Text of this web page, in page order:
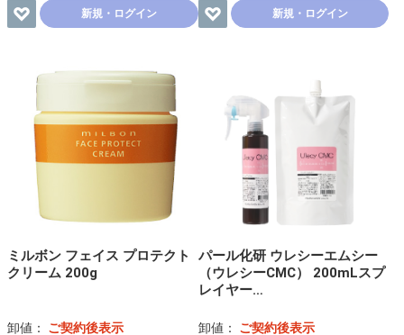
新規・ログイン 新規・ログイン
ミルボン フェイス プロテクト
クリーム 200g
卸値： ご契約後表示
パール化研 ウレシーエムシー
（ウレシーCMC） 200mLスプ
レイヤー…
卸値： ご契約後表示